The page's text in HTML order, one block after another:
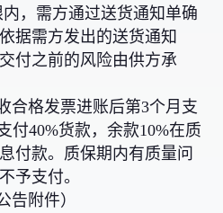
，需方通过送货通知单确
据需方发出的送货通知
付之前的风险由供方承
合格发票进账后第3个月支
付40%货款，余款10%在质
付款。质保期内有质量问
予支付。
告附件）